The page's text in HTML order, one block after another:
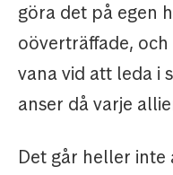
göra det på egen
oöverträffade,
vana vid att leda i
anser då varje
Det går heller